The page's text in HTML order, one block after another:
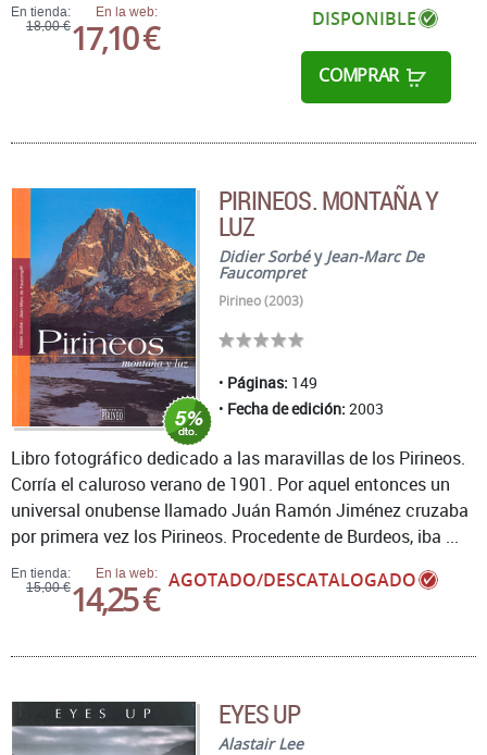
En tienda:
18,00 €
En la web:
17,10 € DISPONIBLE
COMPRAR
PIRINEOS. MONTAÑA Y
LUZ
Didier Sorbéy Jean-Marc De
Faucompret
Pirineo (2003)
Páginas: 149
Fecha de edición: 2003
En tienda:
15,00 €
En la web:
14,25 € AGOTADO/DESCATALOGADO
Libro fotográfico dedicado a las maravillas de los Pirineos.
Corría el caluroso verano de 1901. Por aquel entonces un
universal onubense llamado Juán Ramón Jiménez cruzaba
por primera vez los Pirineos. Procedente de Burdeos, iba ...
EYES UP
Alastair Lee